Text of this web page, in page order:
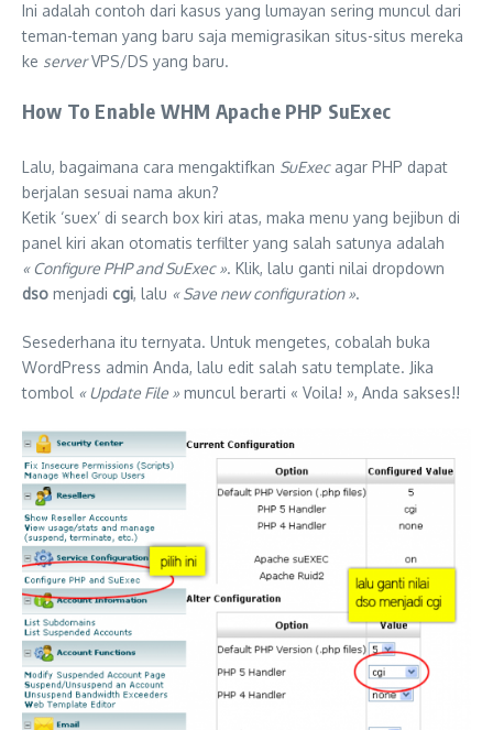
Ini adalah contoh dari kasus yang lumayan sering muncul dari
teman-teman yang baru saja memigrasikan situs-situs mereka
ke serverVPS/DS yang baru.
How To Enable WHM Apache PHP SuExec
Lalu, bagaimana cara mengaktifkan SuExecagar PHP dapat
berjalan sesuai nama akun?
Ketik ‘suex’ di search box kiri atas, maka menu yang bejibun di
panel kiri akan otomatis terfilter yang salah satunya adalah
« Configure PHP and SuExec ». Klik, lalu ganti nilai dropdown
dso menjadi cgi, lalu « Save new configuration ».
Sesederhana itu ternyata. Untuk mengetes, cobalah buka
WordPress admin Anda, lalu edit salah satu template. Jika
tombol « Update File » muncul berarti « Voila! », Anda sakses!!